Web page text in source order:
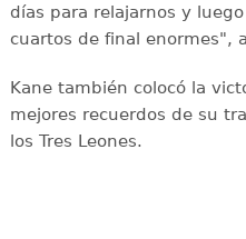
días para relajarnos y
cuartos de final enormes",
Kane también colocó la
mejores recuerdos de su
los Tres Leones.